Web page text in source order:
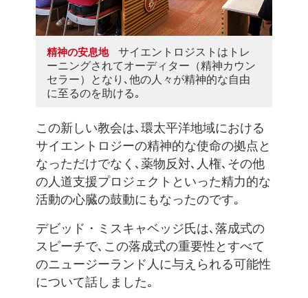
精神の安息地
サイエントロジストはトレ
ーニングされてオーディター（精神カウン
セラー）となり､他の人々が精神的な自由
に至るのを助ける｡
この新しい教会は､環太平洋地域における
サイエントロジーの精神的な使命の拠点と
なっただけでなく､薬物反対､人権､その他
の人道支援プロジェクトといった精力的な
活動の心臓の鼓動にもなったのです｡
デビッド・ミスキャベッジ氏は､落成式の
スピーチで､この落成式の重要性とすべて
のニュージーランド人に与えられる可能性
について話しました｡